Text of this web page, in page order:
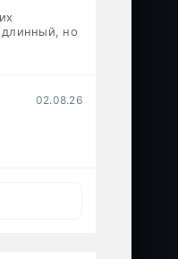
но
02.08.26